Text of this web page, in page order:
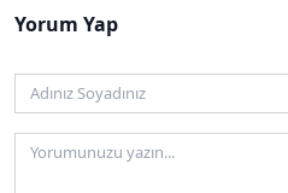
Yorum Yap